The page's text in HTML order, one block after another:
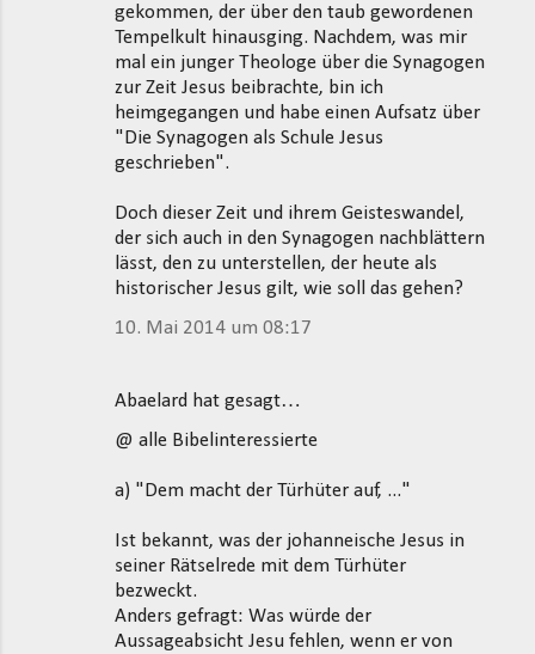
gekommen, der über den taub gewordenen
Tempelkult hinausging. Nachdem, was mir
mal ein junger Theologe über die Synagogen
zur Zeit Jesus beibrachte, bin ich
heimgegangen und habe einen Aufsatz über
"Die Synagogen als Schule Jesus
geschrieben".
Doch dieser Zeit und ihrem Geisteswandel,
der sich auch in den Synagogen nachblättern
lässt, den zu unterstellen, der heute als
historischer Jesus gilt, wie soll das gehen?
10. Mai 2014 um 08:17
Abaelard hat gesagt…
@ alle Bibelinteressierte
a) "Dem macht der Türhüter auf, ..."
Ist bekannt, was der johanneische Jesus in
seiner Rätselrede mit dem Türhüter
bezweckt.
Anders gefragt: Was würde der
Aussageabsicht Jesu fehlen, wenn er von